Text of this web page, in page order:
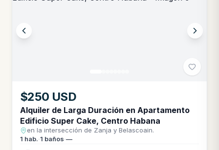
$250 USD
Alquiler de Larga Duración en Apartamento
Edificio Super Cake, Centro Habana
en la intersección de Zanja y Belascoain.
1 hab.·1 baños·—